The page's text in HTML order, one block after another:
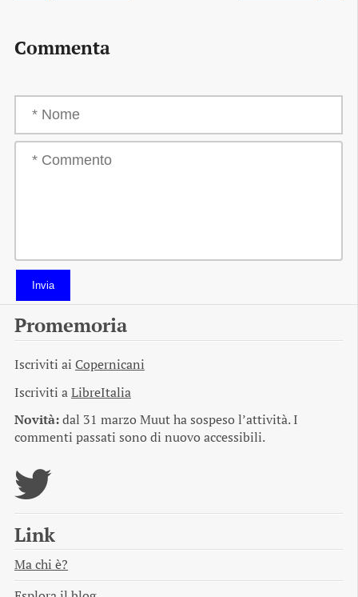
Commenta
Invia
Promemoria
Iscriviti ai Copernicani
Iscriviti aLibreItalia
Novità:dal 31 marzo Muut ha sospeso l’attività. I
commenti passati sono di nuovo accessibili.
Link
Ma chi è?